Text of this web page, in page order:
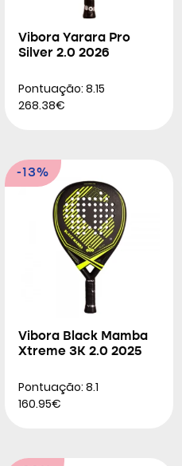
Vibora Yarara Pro
Silver 2.0 2026
Pontuação: 8.15
268.38€
-13%
Vibora Black Mamba
Xtreme 3K 2.0 2025
Pontuação: 8.1
160.95€